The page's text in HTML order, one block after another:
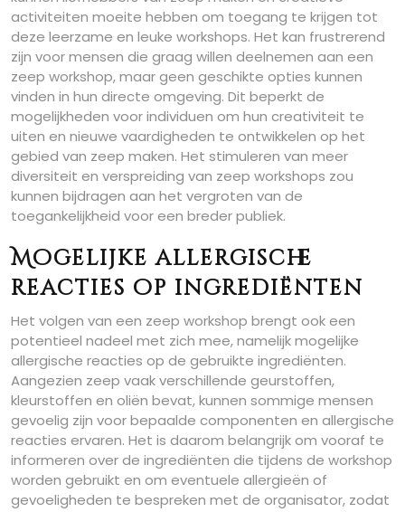
activiteiten moeite hebben om toegang te krijgen tot
deze leerzame en leuke workshops. Het kan frustrerend
zijn voor mensen die graag willen deelnemen aan een
zeep workshop, maar geen geschikte opties kunnen
vinden in hun directe omgeving. Dit beperkt de
mogelijkheden voor individuen om hun creativiteit te
uiten en nieuwe vaardigheden te ontwikkelen op het
gebied van zeep maken. Het stimuleren van meer
diversiteit en verspreiding van zeep workshops zou
kunnen bijdragen aan het vergroten van de
toegankelijkheid voor een breder publiek.
Mogelijke allergische
reacties op ingrediënten
Het volgen van een zeep workshop brengt ook een
potentieel nadeel met zich mee, namelijk mogelijke
allergische reacties op de gebruikte ingrediënten.
Aangezien zeep vaak verschillende geurstoffen,
kleurstoffen en oliën bevat, kunnen sommige mensen
gevoelig zijn voor bepaalde componenten en allergische
reacties ervaren. Het is daarom belangrijk om vooraf te
informeren over de ingrediënten die tijdens de workshop
worden gebruikt en om eventuele allergieën of
gevoeligheden te bespreken met de organisator, zodat